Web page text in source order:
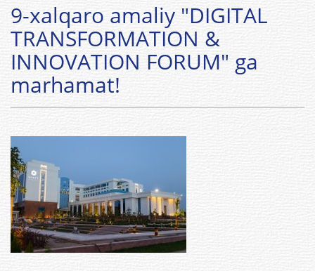
9-xalqaro amaliy "DIGITAL
TRANSFORMATION &
INNOVATION FORUM" ga
marhamat!